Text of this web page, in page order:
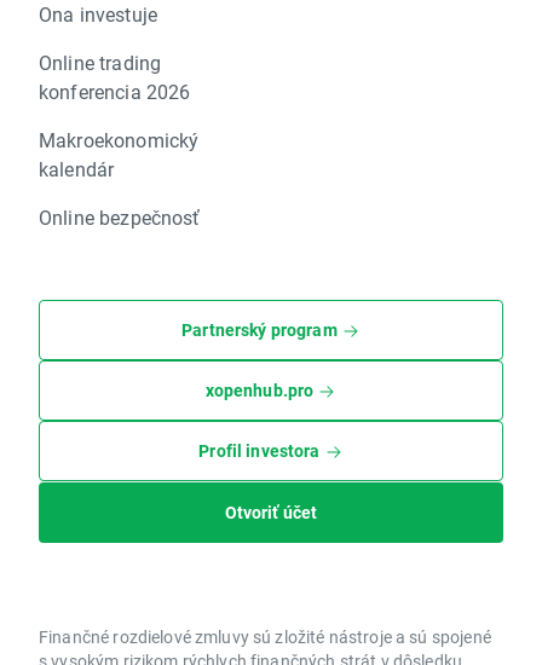
Ona investuje
Online trading
konferencia 2026
Makroekonomický
kalendár
Online bezpečnosť
Partnerský program
xopenhub.pro
Profil investora
Otvoriť účet
Finančné rozdielové zmluvy sú zložité nástroje a sú spojené